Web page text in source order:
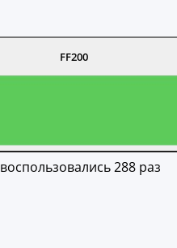
FF200
воспользовались 288 раз